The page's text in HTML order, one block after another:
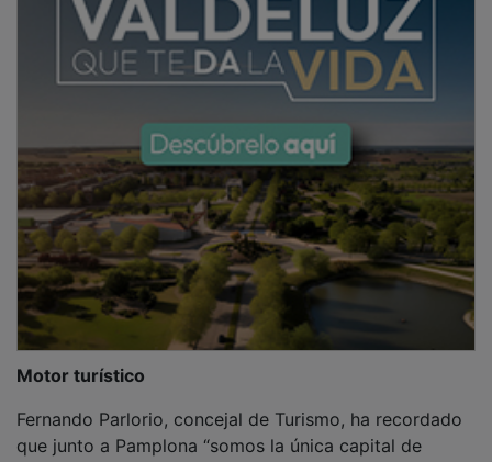
que junto a Pamplona “somos la única capital de
España que celebra encierros por las calles con el